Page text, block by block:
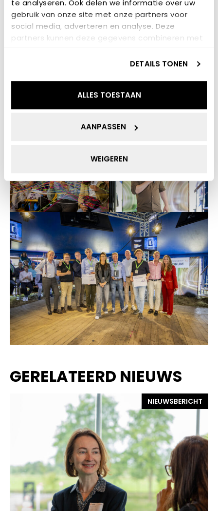
te analyseren. Ook delen we informatie over uw
gebruik van onze site met onze partners voor
social media, adverteren en analyse. Deze
partners kunnen deze gegevens combineren met
die ze hebben verzameld op basis van uw gebruik
DETAILS TONEN
ALLES TOESTAAN
AANPASSEN
WEIGEREN
GERELATEERD NIEUWS
NIEUWSBERICHT